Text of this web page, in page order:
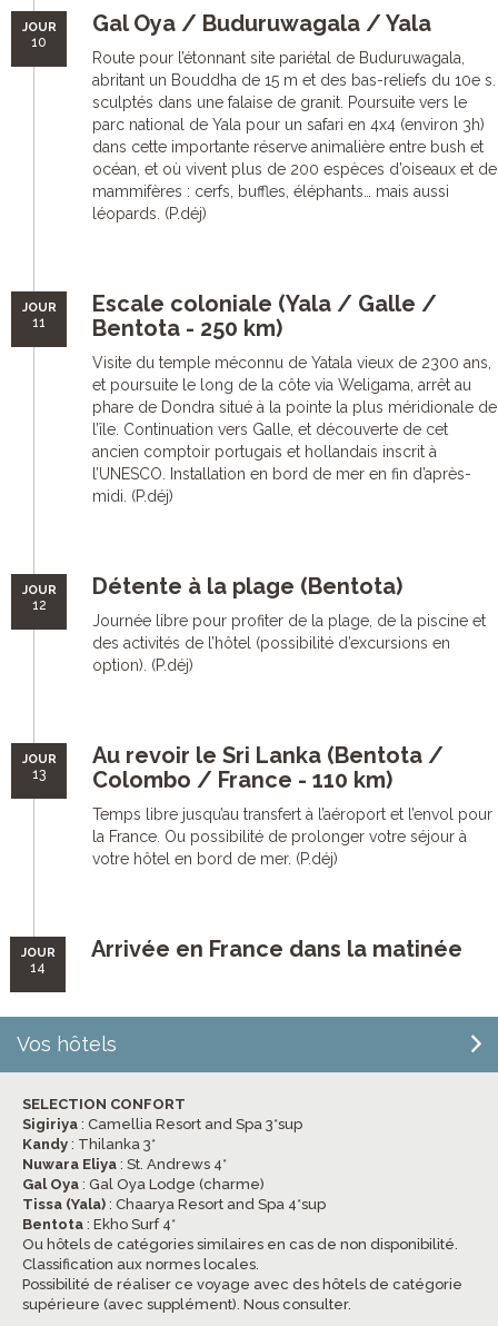
JOUR
10
Gal Oya / Buduruwagala / Yala
Route pour l’étonnant site pariétal de Buduruwagala,
abritant un Bouddha de 15 m et des bas-reliefs du 10e s.
sculptés dans une falaise de granit. Poursuite vers le
parc national de Yala pour un safari en 4x4 (environ 3h)
dans cette importante réserve animalière entre bush et
océan, et où vivent plus de 200 espèces d’oiseaux et de
mammifères : cerfs, buffles, éléphants… mais aussi
léopards. (P.déj)
JOUR
11
Escale coloniale (Yala / Galle /
Bentota - 250 km)
Visite du temple méconnu de Yatala vieux de 2300 ans,
et poursuite le long de la côte via Weligama, arrêt au
phare de Dondra situé à la pointe la plus méridionale de
l’île. Continuation vers Galle, et découverte de cet
ancien comptoir portugais et hollandais inscrit à
l’UNESCO. Installation en bord de mer en fin d’après-
midi. (P.déj)
JOUR
12
Détente à la plage (Bentota)
Journée libre pour profiter de la plage, de la piscine et
des activités de l’hôtel (possibilité d’excursions en
option). (P.déj)
JOUR
13
Au revoir le Sri Lanka (Bentota /
Colombo / France - 110 km)
Temps libre jusqu’au transfert à l’aéroport et l’envol pour
la France. Ou possibilité de prolonger votre séjour à
votre hôtel en bord de mer. (P.déj)
JOUR
14
Arrivée en France dans la matinée
Vos hôtels
SELECTION CONFORT
Sigiriya : Camellia Resort and Spa 3*sup
Kandy : Thilanka 3*
Nuwara Eliya : St. Andrews 4*
Gal Oya : Gal Oya Lodge (charme)
Tissa (Yala) : Chaarya Resort and Spa 4*sup
Bentota : Ekho Surf 4*
Ou hôtels de catégories similaires en cas de non disponibilité.
Classification aux normes locales.
Possibilité de réaliser ce voyage avec des hôtels de catégorie
supérieure (avec supplément). Nous consulter.